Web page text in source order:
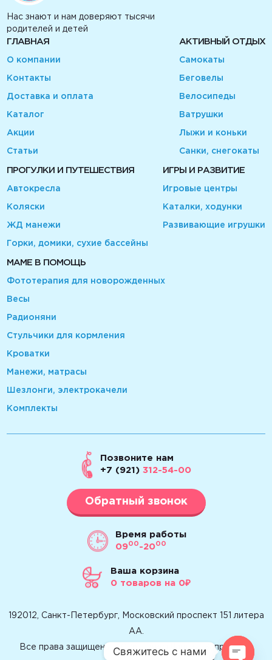
Нас знают и нам доверяют тысячи
родителей и детей
ГЛАВНАЯ
О компании
Контакты
Доставка и оплата
Каталог
Акции
Статьи
АКТИВНЫЙ ОТДЫХ
Самокаты
Беговелы
Велосипеды
Ватрушки
Лыжи и коньки
Санки, снегокаты
ПРОГУЛКИ И ПУТЕШЕСТВИЯ
Автокресла
Коляски
ЖД манежи
Горки, домики, сухие бассейны
ИГРЫ И РАЗВИТИЕ
Игровые центры
Каталки, ходунки
Развивающие игрушки
МАМЕ В ПОМОЩЬ
Фототерапия для новорожденных
Весы
Радионяни
Стульчики для кормления
Кроватки
Манежи, матрасы
Шезлонги, электрокачели
Комплекты
Позвоните нам
+7 (921) 312-54-00
Обратный звонок
Время работы
0900 -2000
Ваша корзина
0 товаров на 0₽
192012, Санкт-Петербург, Московский проспект 151 литера
АА.
Все права защищены. 2026 г. АистЛандия. Запрещено
Свяжитесь с нами